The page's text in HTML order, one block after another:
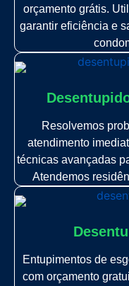
orçamento grátis.
garantir eficiência e
Resolvemos
atendimento
técnicas avançadas
Atendemos
Entupimentos de
com orçamento